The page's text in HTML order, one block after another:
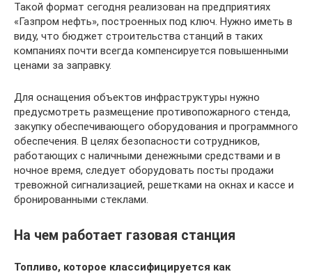
Такой формат сегодня реализован на предприятиях
«Газпром нефть», построенных под ключ. Нужно иметь в
виду, что бюджет строительства станций в таких
компаниях почти всегда компенсируется повышенными
ценами за заправку.
Для оснащения объектов инфраструктуры нужно
предусмотреть размещение противопожарного стенда,
закупку обеспечивающего оборудования и программного
обеспечения. В целях безопасности сотрудников,
работающих с наличными денежными средствами и в
ночное время, следует оборудовать посты продажи
тревожной сигнализацией, решетками на окнах и кассе и
бронированными стеклами.
На чем работает газовая станция
Топливо, которое классифицируется как